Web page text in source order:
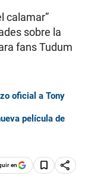
calamar”
sobre la
fans Tudum
oficial a Tony
película de
en